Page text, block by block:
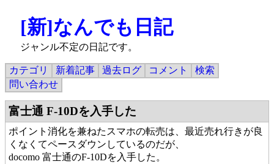
[新]なんでも日記
ジャンル不定の日記です。
カテゴリ 新着記事 過去ログ コメント
検索
問い合わせ
富士通 F-10Dを入手した
ポイント消化を兼ねたスマホの転売は、最近売れ行きが良
くなくてペースダウンしているのだが、
docomo 富士通のF-10Dを入手した。